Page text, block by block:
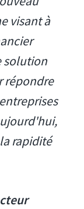
visant à
solution
répondre
rapidité